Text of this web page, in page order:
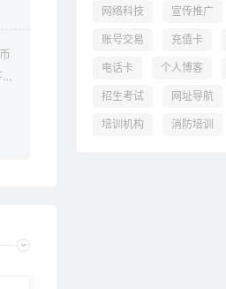
网络科技 宣传推广
账号交易 充值卡
电话卡 个人博客
招生考试 网址导航
培训机构 消防培训